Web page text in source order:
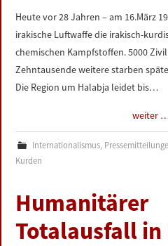
Heute vor 28 Jahren – am 16.März
irakische Luftwaffe die irakisch-
chemischen Kampfstoffen. 5000
Zehntausende weitere starben
Die Region um Halabja leidet bis…
weiter
Internationalismus,
Kurden
Humanitärer
Totalausfall